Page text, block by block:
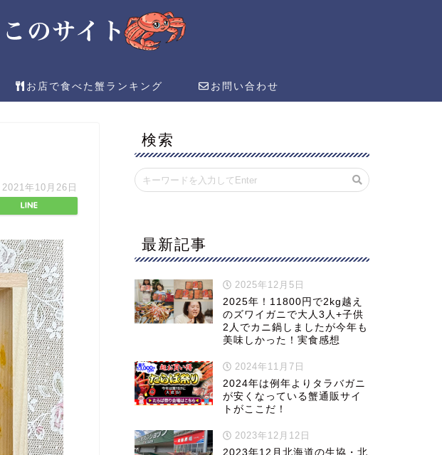
お店で食べた蟹ランキング お問い合わせ
2021年10月26日
検索
最新記事
2025年12月5日
2025年！11800円で2kg越え
のズワイガニで大人3人+子供
2人でカニ鍋しましたが今年も
美味しかった！実食感想
2024年11月7日
2024年は例年よりタラバガニ
が安くなっている蟹通販サイ
トがここだ！
2023年12月12日
2023年12月北海道の生協・北